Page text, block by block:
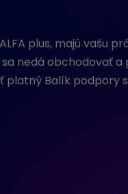
plus, majú vašu
nedá obchodovať
platný Balík podpory